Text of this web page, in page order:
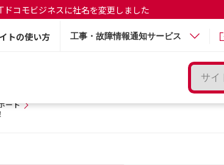
コモビジネスに社名を変更しました
トの使い方 工事・故障情報通知サービス
ート